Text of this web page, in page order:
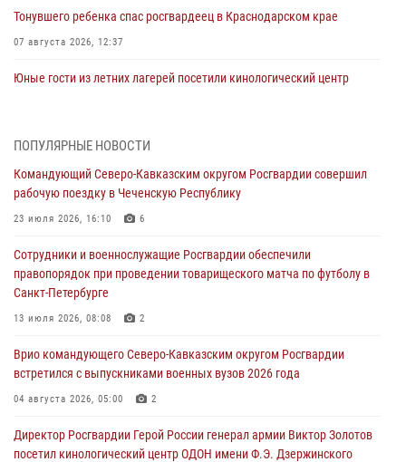
Тонувшего ребенка спас росгвардеец в Краснодарском крае
07 августа 2026, 12:37
Юные гости из летних лагерей посетили кинологический центр
ветераны военной контрразведки почтили память Николая
Кузнецова
07 августа 2026, 12:00
Ветеран войск правопорядка генерал-майор Иван Пияшев – герой
выпуска «Легенды армии с Александром Маршалом»
07 августа 2026, 12:00
Смольного собора в Санкт-Петербурге (видео)
07 августа 2026, 11:34
взрывобезопасности
ПОПУЛЯРНЫЕ НОВОСТИ
Командующий Северо-Кавказским округом Росгвардии совершил
рабочую поездку в Чеченскую Республику
23 июля 2026, 16:10 6
Сотрудники и военнослужащие Росгвардии обеспечили
правопорядок при проведении товарищеского матча по футболу в
Санкт-Петербурге
13 июля 2026, 08:08 2
Врио командующего Северо-Кавказским округом Росгвардии
встретился с выпускниками военных вузов 2026 года
04 августа 2026, 05:00 2
Директор Росгвардии Герой России генерал армии Виктор Золотов
посетил кинологический центр ОДОН имени Ф.Э. Дзержинского